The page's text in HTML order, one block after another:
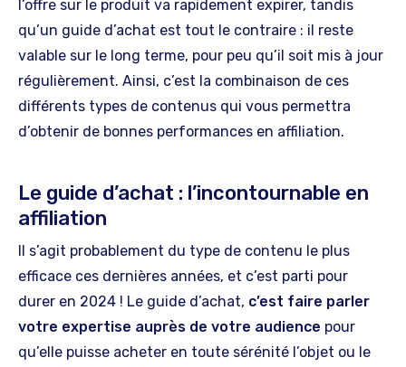
l’offre sur le produit va rapidement expirer, tandis
qu’un guide d’achat est tout le contraire : il reste
valable sur le long terme, pour peu qu’il soit mis à jour
régulièrement. Ainsi, c’est la combinaison de ces
différents types de contenus qui vous permettra
d’obtenir de bonnes performances en affiliation.
Le guide d’achat : l’incontournable en
affiliation
Il s’agit probablement du type de contenu le plus
efficace ces dernières années, et c’est parti pour
durer en 2024 ! Le guide d’achat, c’est faire parler
votre expertise auprès de votre audience pour
qu’elle puisse acheter en toute sérénité l’objet ou le